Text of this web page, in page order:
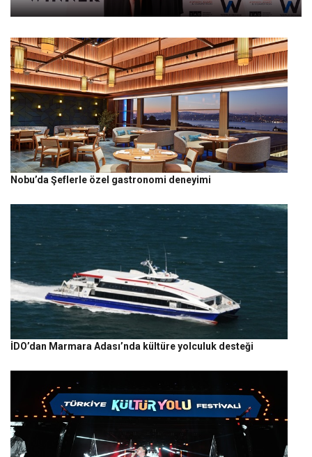
Nobu’da Şeflerle özel gastronomi deneyimi
İDO’dan Marmara Adası’nda kültüre yolculuk desteği